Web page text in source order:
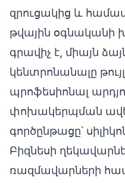
զրուցակից և
թվային օգնականի
գրավիչ է, միայն
կենտրոնանալը
պրոֆեսիոնալ
փոխակերպման
գործընթացը՝
Բիզնեսի
ռազմավարների